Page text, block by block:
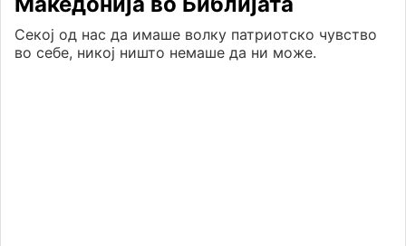
Секој од нас да имаше волку патриотско чувство
во себе, никој ништо немаше да ни може.